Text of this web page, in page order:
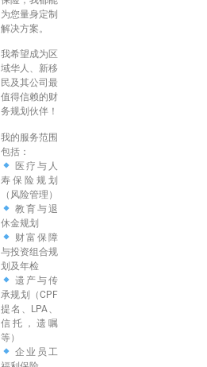
为您量身定制
解决方案。
我希望成为区
域华人、新移
民及其公司最
值得信赖的财
务规划伙伴！
我的服务范围
包括：
医疗与人
寿保险规划
（风险管理）
教育与退
休金规划
财富保障
与投资组合规
划及年检
遗产与传
承规划（CPF
提名、LPA、
信托，遗嘱
等）
企业员工